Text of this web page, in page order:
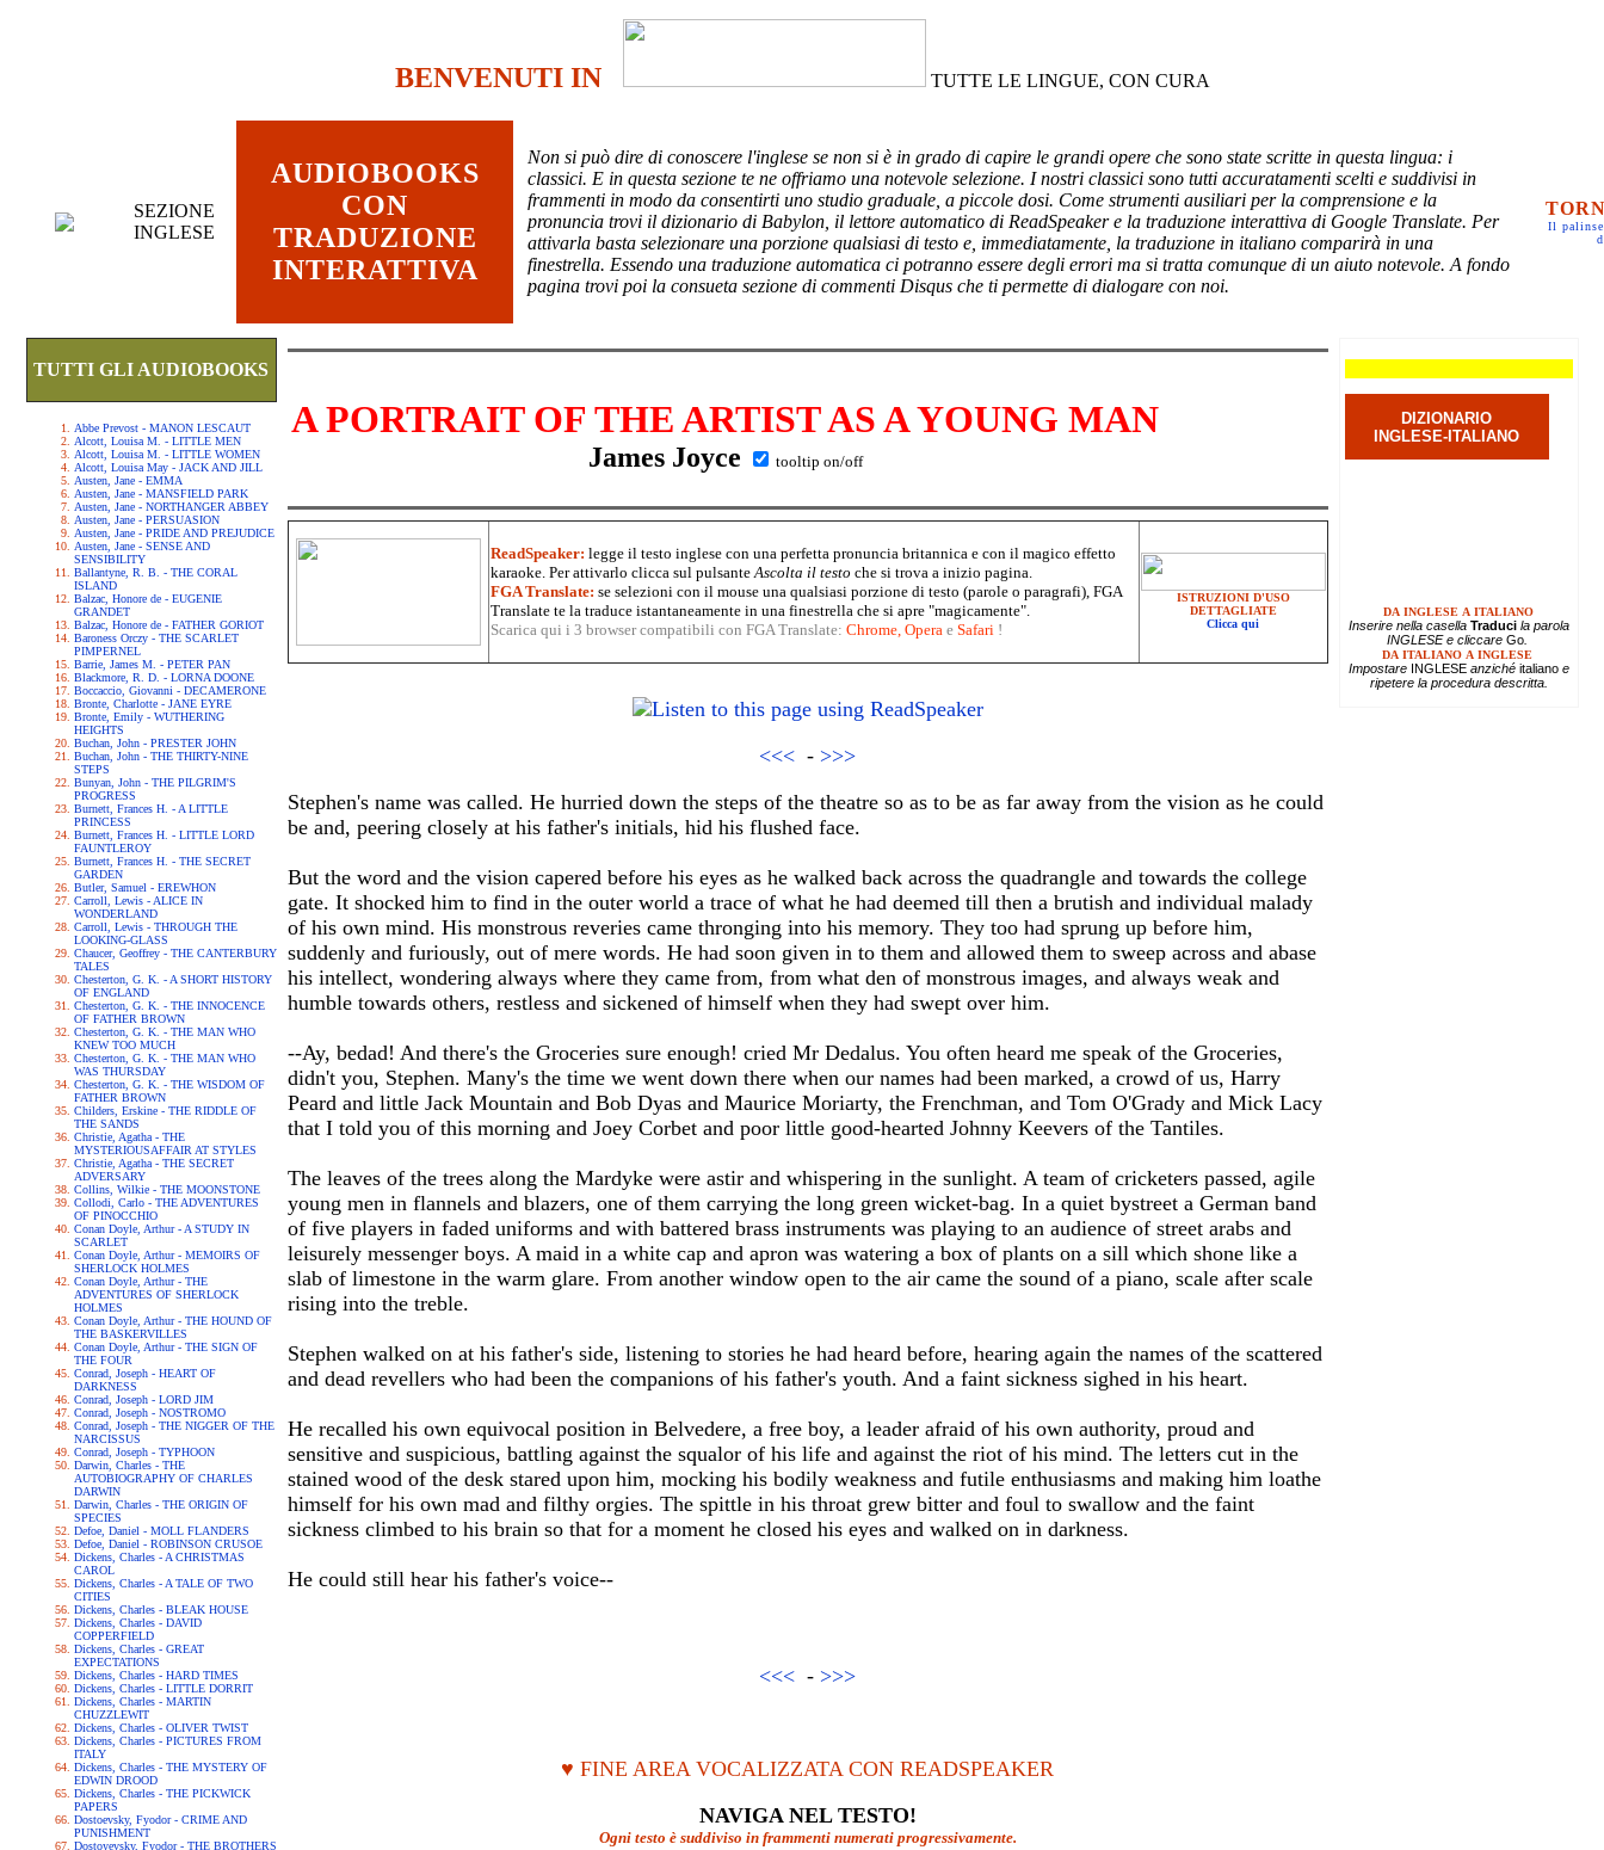
BENVENUTI IN TUTTE LE LINGUE, CON CURA
SEZIONE
INGLESE
AUDIOBOOKS
CON
TRADUZIONE
INTERATTIVA
Non si può dire di conoscere l'inglese se non si è in grado di capire le grandi opere che sono state scritte in questa lingua: i
classici. E in questa sezione te ne offriamo una notevole selezione. I nostri classici sono tutti accuratamenti scelti e suddivisi in
frammenti in modo da consentirti uno studio graduale, a piccole dosi. Come strumenti ausiliari per la comprensione e la
pronuncia trovi il dizionario di Babylon, il lettore automatico di ReadSpeaker e la traduzione interattiva di Google Translate. Per
attivarla basta selezionare una porzione qualsiasi di testo e, immediatamente, la traduzione in italiano comparirà in una
finestrella. Essendo una traduzione automatica ci potranno essere degli errori ma si tratta comunque di un aiuto notevole. A fondo
pagina trovi poi la consueta sezione di commenti Disqus che ti permette di dialogare con noi.
Il
TUTTI GLI AUDIOBOOKS
Abbe Prevost - MANON LESCAUT
Alcott, Louisa M. - LITTLE MEN
Alcott, Louisa M. - LITTLE WOMEN
Alcott, Louisa May - JACK AND JILL
Austen, Jane - EMMA
Austen, Jane - MANSFIELD PARK
Austen, Jane - NORTHANGER ABBEY
Austen, Jane - PERSUASION
Austen, Jane - PRIDE AND PREJUDICE
Austen, Jane - SENSE AND
SENSIBILITY
Ballantyne, R. B. - THE CORAL
ISLAND
Balzac, Honore de - EUGENIE
GRANDET
Balzac, Honore de - FATHER GORIOT
Baroness Orczy - THE SCARLET
PIMPERNEL
Barrie, James M. - PETER PAN
Blackmore, R. D. - LORNA DOONE
Boccaccio, Giovanni - DECAMERONE
Bronte, Charlotte - JANE EYRE
Bronte, Emily - WUTHERING
HEIGHTS
Buchan, John - PRESTER JOHN
Buchan, John - THE THIRTY-NINE
STEPS
Bunyan, John - THE PILGRIM'S
PROGRESS
Burnett, Frances H. - A LITTLE
PRINCESS
Burnett, Frances H. - LITTLE LORD
FAUNTLEROY
Burnett, Frances H. - THE SECRET
GARDEN
Butler, Samuel - EREWHON
Carroll, Lewis - ALICE IN
WONDERLAND
Carroll, Lewis - THROUGH THE
LOOKING-GLASS
Chaucer, Geoffrey - THE CANTERBURY
TALES
Chesterton, G. K. - A SHORT HISTORY
OF ENGLAND
Chesterton, G. K. - THE INNOCENCE
OF FATHER BROWN
Chesterton, G. K. - THE MAN WHO
KNEW TOO MUCH
Chesterton, G. K. - THE MAN WHO
WAS THURSDAY
Chesterton, G. K. - THE WISDOM OF
FATHER BROWN
Childers, Erskine - THE RIDDLE OF
THE SANDS
Christie, Agatha - THE
MYSTERIOUSAFFAIR AT STYLES
Christie, Agatha - THE SECRET
ADVERSARY
Collins, Wilkie - THE MOONSTONE
Collodi, Carlo - THE ADVENTURES
OF PINOCCHIO
Conan Doyle, Arthur - A STUDY IN
SCARLET
Conan Doyle, Arthur - MEMOIRS OF
SHERLOCK HOLMES
Conan Doyle, Arthur - THE
ADVENTURES OF SHERLOCK
HOLMES
Conan Doyle, Arthur - THE HOUND OF
THE BASKERVILLES
Conan Doyle, Arthur - THE SIGN OF
THE FOUR
Conrad, Joseph - HEART OF
DARKNESS
Conrad, Joseph - LORD JIM
Conrad, Joseph - NOSTROMO
Conrad, Joseph - THE NIGGER OF THE
NARCISSUS
Conrad, Joseph - TYPHOON
Darwin, Charles - THE
AUTOBIOGRAPHY OF CHARLES
DARWIN
Darwin, Charles - THE ORIGIN OF
SPECIES
Defoe, Daniel - MOLL FLANDERS
Defoe, Daniel - ROBINSON CRUSOE
Dickens, Charles - A CHRISTMAS
CAROL
Dickens, Charles - A TALE OF TWO
CITIES
Dickens, Charles - BLEAK HOUSE
Dickens, Charles - DAVID
COPPERFIELD
Dickens, Charles - GREAT
EXPECTATIONS
Dickens, Charles - HARD TIMES
Dickens, Charles - LITTLE DORRIT
Dickens, Charles - MARTIN
CHUZZLEWIT
Dickens, Charles - OLIVER TWIST
Dickens, Charles - PICTURES FROM
ITALY
Dickens, Charles - THE MYSTERY OF
EDWIN DROOD
Dickens, Charles - THE PICKWICK
PAPERS
Dostoevsky, Fyodor - CRIME AND
PUNISHMENT
Dostoyevsky, Fyodor - THE BROTHERS
A PORTRAIT OF THE ARTIST AS A YOUNG MAN
James Joyce tooltip on/off
ReadSpeaker: legge il testo inglese con una perfetta pronuncia britannica e con il magico effetto
karaoke. Per attivarlo clicca sul pulsanteAscolta il testo che si trova a inizio pagina.
FGA Translate: se selezioni con il mouse una qualsiasi porzione di testo (parole o paragrafi), FGA
Translate te la traduce istantaneamente in una finestrella che si apre "magicamente".
Scarica qui i 3 browser compatibili con FGA Translate: Chrome, Operae Safari !
ISTRUZIONI D'USO
DETTAGLIATE
Clicca qui
<<< - >>>
Stephen's name was called. He hurried down the steps of the theatre so as to be as far away from the vision as he could
be and, peering closely at his father's initials, hid his flushed face.
But the word and the vision capered before his eyes as he walked back across the quadrangle and towards the college
gate. It shocked him to find in the outer world a trace of what he had deemed till then a brutish and individual malady
of his own mind. His monstrous reveries came thronging into his memory. They too had sprung up before him,
suddenly and furiously, out of mere words. He had soon given in to them and allowed them to sweep across and abase
his intellect, wondering always where they came from, from what den of monstrous images, and always weak and
humble towards others, restless and sickened of himself when they had swept over him.
--Ay, bedad! And there's the Groceries sure enough! cried Mr Dedalus. You often heard me speak of the Groceries,
didn't you, Stephen. Many's the time we went down there when our names had been marked, a crowd of us, Harry
Peard and little Jack Mountain and Bob Dyas and Maurice Moriarty, the Frenchman, and Tom O'Grady and Mick Lacy
that I told you of this morning and Joey Corbet and poor little good-hearted Johnny Keevers of the Tantiles.
The leaves of the trees along the Mardyke were astir and whispering in the sunlight. A team of cricketers passed, agile
young men in flannels and blazers, one of them carrying the long green wicket-bag. In a quiet bystreet a German band
of five players in faded uniforms and with battered brass instruments was playing to an audience of street arabs and
leisurely messenger boys. A maid in a white cap and apron was watering a box of plants on a sill which shone like a
slab of limestone in the warm glare. From another window open to the air came the sound of a piano, scale after scale
rising into the treble.
Stephen walked on at his father's side, listening to stories he had heard before, hearing again the names of the scattered
and dead revellers who had been the companions of his father's youth. And a faint sickness sighed in his heart.
He recalled his own equivocal position in Belvedere, a free boy, a leader afraid of his own authority, proud and
sensitive and suspicious, battling against the squalor of his life and against the riot of his mind. The letters cut in the
stained wood of the desk stared upon him, mocking his bodily weakness and futile enthusiasms and making him loathe
himself for his own mad and filthy orgies. The spittle in his throat grew bitter and foul to swallow and the faint
sickness climbed to his brain so that for a moment he closed his eyes and walked on in darkness.
He could still hear his father's voice--
<<< - >>>
♥ FINE AREA VOCALIZZATA CON READSPEAKER
NAVIGA NEL TESTO!
Ogni testo è suddiviso in frammenti numerati progressivamente.
DIZIONARIO
INGLESE-ITALIANO
DA INGLESE A ITALIANO
Inserire nella casella Traducila parola
INGLESE e cliccare Go.
DA ITALIANO A INGLESE
Impostare INGLESEanziché italianoe
ripetere la procedura descritta.